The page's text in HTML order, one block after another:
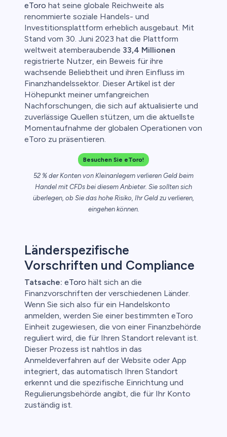
eToro hat seine globale Reichweite als
renommierte soziale Handels- und
Investitionsplattform erheblich ausgebaut. Mit
Stand vom 30. Juni 2023 hat die Plattform
weltweit atemberaubende 33,4 Millionen
registrierte Nutzer, ein Beweis für ihre
wachsende Beliebtheit und ihren Einfluss im
Finanzhandelssektor. Dieser Artikel ist der
Höhepunkt meiner umfangreichen
Nachforschungen, die sich auf aktualisierte und
zuverlässige Quellen stützen, um die aktuellste
Momentaufnahme der globalen Operationen von
eToro zu präsentieren.
Besuchen Sie eToro!
52 % der Konten von Kleinanlegern verlieren Geld beim
Handel mit CFDs bei diesem Anbieter. Sie sollten sich
überlegen, ob Sie das hohe Risiko, Ihr Geld zu verlieren,
eingehen können.
Länderspezifische
Vorschriften und Compliance
Tatsache: eToro hält sich an die
Finanzvorschriften der verschiedenen Länder.
Wenn Sie sich also für ein Handelskonto
anmelden, werden Sie einer bestimmten eToro
Einheit zugewiesen, die von einer Finanzbehörde
reguliert wird, die für Ihren Standort relevant ist.
Dieser Prozess ist nahtlos in das
Anmeldeverfahren auf der Website oder App
integriert, das automatisch Ihren Standort
erkennt und die spezifische Einrichtung und
Regulierungsbehörde angibt, die für Ihr Konto
zuständig ist.